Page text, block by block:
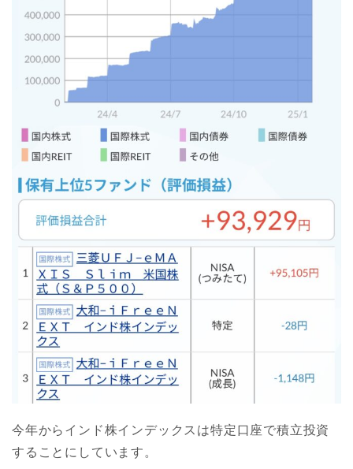
今年からインド株インデックスは特定口座で積立投資
することにしています。